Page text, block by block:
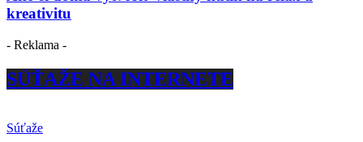
kreativitu
- Reklama -
SÚŤAŽE NA INTERNETE
Súťaže